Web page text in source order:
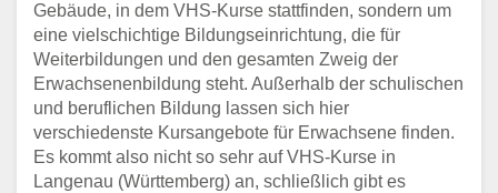
Gebäude, in dem VHS-Kurse stattfinden, sondern um
eine vielschichtige Bildungseinrichtung, die für
Weiterbildungen und den gesamten Zweig der
Erwachsenenbildung steht. Außerhalb der schulischen
und beruflichen Bildung lassen sich hier
verschiedenste Kursangebote für Erwachsene finden.
Es kommt also nicht so sehr auf VHS-Kurse in
Langenau (Württemberg) an, schließlich gibt es